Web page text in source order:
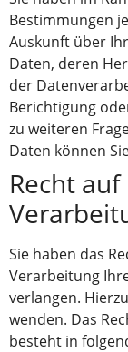
Bestimmungen
Auskunft über
Daten, deren
der
Berichtigung
zu weiteren
Daten können
Recht
Sie haben das
Verarbeitung
verlangen.
wenden. Das
besteht in